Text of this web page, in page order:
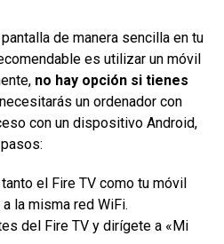
de manera sencilla en tu
es utilizar un móvil
no hay opción si tienes
un ordenador con
con un dispositivo Android,
el Fire TV como tu móvil
la misma red WiFi.
del Fire TV y dirígete a «Mi